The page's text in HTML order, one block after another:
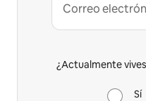
Correo
¿Actualmente
Sí